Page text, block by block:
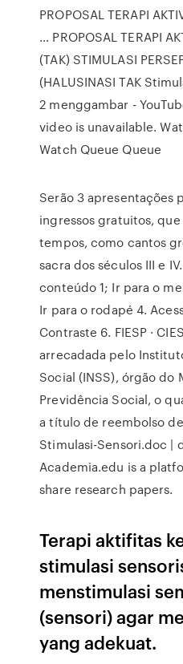
PROPOSAL TERAPI
… PROPOSAL TERAPI
(TAK) STIMULASI
(HALUSINASI TAK
2 menggambar -
video is unavailable.
Watch Queue Queue
Serão 3 apresentações
ingressos gratuitos,
tempos, como cantos
sacra dos séculos III e
conteúdo 1; Ir para o
Ir para o rodapé 4.
Contraste 6. FIESP ·
arrecadada pelo
Social (INSS), órgão do
Previdência Social, o
a título de reembolso de
Stimulasi-Sensori.doc |
Academia.edu is a
share research papers.
Terapi aktifitas
stimulasi
menstimulasi
(sensori) agar
yang adekuat.